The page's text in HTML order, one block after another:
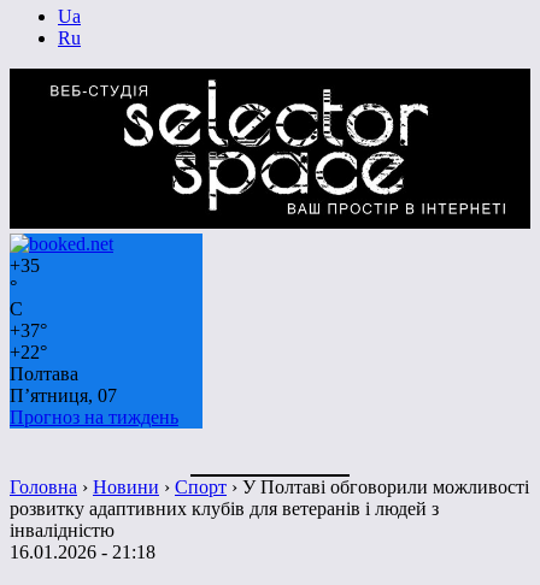
Ua
Ru
+35
°
C
+37°
+22°
Полтава
П’ятниця, 07
Прогноз на тиждень
Головна › Новини › Спорт › У Полтаві обговорили можливості
розвитку адаптивних клубів для ветеранів і людей з
інвалідністю
16.01.2026 - 21:18